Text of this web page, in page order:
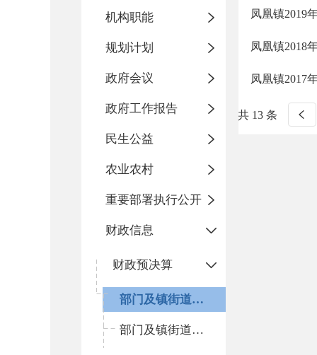
机构职能
规划计划
政府会议
政府工作报告
民生公益
农业农村
重要部署执行公开
财政信息
财政预决算
部门及镇街道预算
部门及镇街道决算
凤凰镇2019
凤凰镇2018
凤凰镇2017
共 13 条